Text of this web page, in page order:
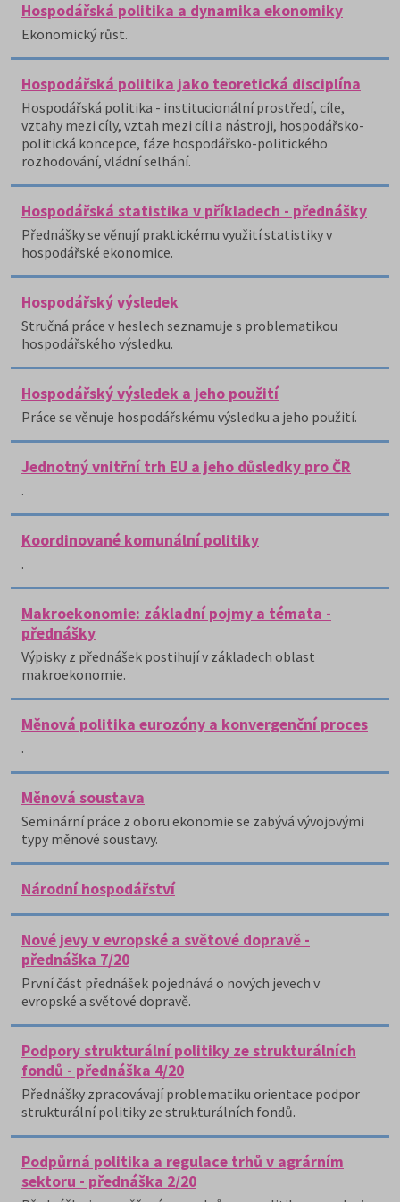
Hospodářská politika a dynamika ekonomiky
Ekonomický růst.
Hospodářská politika jako teoretická disciplína
Hospodářská politika - institucionální prostředí, cíle,
vztahy mezi cíly, vztah mezi cíli a nástroji, hospodářsko-
politická koncepce, fáze hospodářsko-politického
rozhodování, vládní selhání.
Hospodářská statistika v příkladech - přednášky
Přednášky se věnují praktickému využití statistiky v
hospodářské ekonomice.
Hospodářský výsledek
Stručná práce v heslech seznamuje s problematikou
hospodářského výsledku.
Hospodářský výsledek a jeho použití
Práce se věnuje hospodářskému výsledku a jeho použití.
Jednotný vnitřní trh EU a jeho důsledky pro ČR
.
Koordinované komunální politiky
.
Makroekonomie: základní pojmy a témata -
přednášky
Výpisky z přednášek postihují v základech oblast
makroekonomie.
Měnová politika eurozóny a konvergenční proces
.
Měnová soustava
Seminární práce z oboru ekonomie se zabývá vývojovými
typy měnové soustavy.
Národní hospodářství
Nové jevy v evropské a světové dopravě -
přednáška 7/20
První část přednášek pojednává o nových jevech v
evropské a světové dopravě.
Podpory strukturální politiky ze strukturálních
fondů - přednáška 4/20
Přednášky zpracovávají problematiku orientace podpor
strukturální politiky ze strukturálních fondů.
Podpůrná politika a regulace trhů v agrárním
sektoru - přednáška 2/20